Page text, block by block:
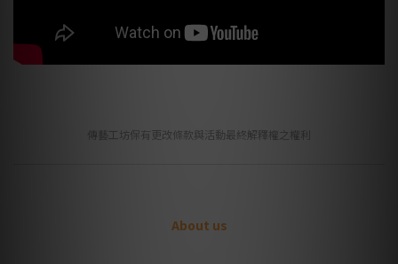
傳藝工坊保有更改條款與活動最終解釋權之權利
About us